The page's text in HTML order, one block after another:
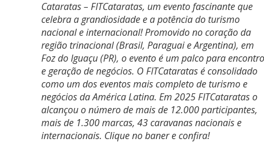
Cataratas – FITCataratas, um evento fascinante que
celebra a grandiosidade e a potência do turismo
nacional e internacional! Promovido no coração da
região trinacional (Brasil, Paraguai e Argentina), em
Foz do Iguaçu (PR), o evento é um palco para
e geração de negócios. O FITCataratas é consolidado
como um dos eventos mais completo de turismo e
negócios da América Latina. Em 2025 FITCataratas o
alcançou o número de mais de 12.000 participantes,
mais de 1.300 marcas, 43 caravanas nacionais e
internacionais. Clique no baner e confira!